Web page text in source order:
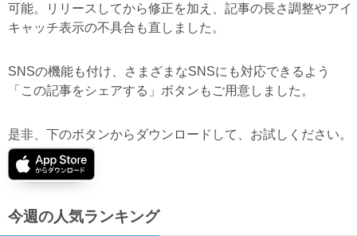
可能。リリースしてから修正を加え、記事の長さ調整やアイ
キャッチ表示の不具合も直しました。
SNSの機能も付け、さまざまなSNSにも対応できるよう
「この記事をシェアする」ボタンもご用意しました。
是非、下のボタンからダウンロードして、お試しください。
今週の人気ランキング